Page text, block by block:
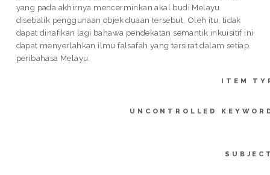
yang pada akhirnya mencerminkan akal budi Melayu
disebalik penggunaan objek duaan tersebut. Oleh itu, tidak
dapat dinafikan lagi bahawa pendekatan semantik inkuisitif ini
dapat menyerlahkan ilmu falsafah yang tersirat dalam setiap
peribahasa Melayu.
ITEM
UNCONTROLLED